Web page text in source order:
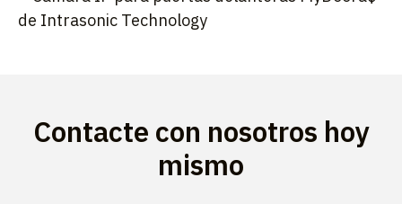
Contacte con nosotros hoy
mismo